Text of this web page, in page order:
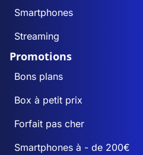
Smartphones
Streaming
Promotions
Bons plans
Box à petit prix
Forfait pas cher
Smartphones à - de 200€